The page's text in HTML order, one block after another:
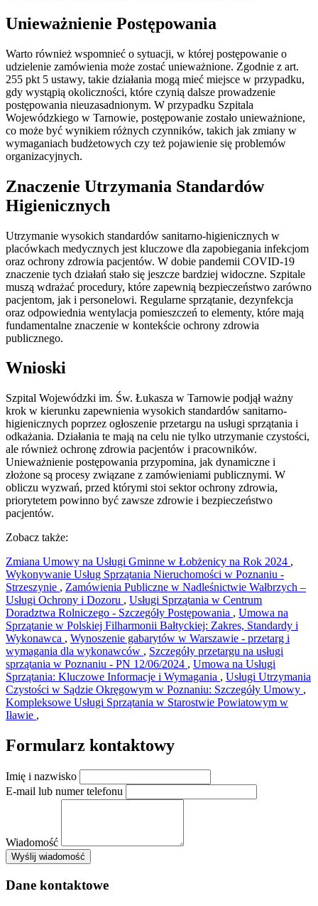
Unieważnienie Postępowania
Warto również wspomnieć o sytuacji, w której postępowanie o
udzielenie zamówienia może zostać unieważnione. Zgodnie z art.
255 pkt 5 ustawy, takie działania mogą mieć miejsce w przypadku,
gdy wystąpią okoliczności, które czynią dalsze prowadzenie
postępowania nieuzasadnionym. W przypadku Szpitala
Wojewódzkiego w Tarnowie, postępowanie zostało unieważnione,
co może być wynikiem różnych czynników, takich jak zmiany w
wymaganiach budżetowych czy też pojawienie się problemów
organizacyjnych.
Znaczenie Utrzymania Standardów
Higienicznych
Utrzymanie wysokich standardów sanitarno-higienicznych w
placówkach medycznych jest kluczowe dla zapobiegania infekcjom
oraz ochrony zdrowia pacjentów. W dobie pandemii COVID-19
znaczenie tych działań stało się jeszcze bardziej widoczne. Szpitale
muszą wdrażać procedury, które zapewnią bezpieczeństwo zarówno
pacjentom, jak i personelowi. Regularne sprzątanie, dezynfekcja
oraz odpowiednia wentylacja pomieszczeń to elementy, które mają
fundamentalne znaczenie w kontekście ochrony zdrowia
publicznego.
Wnioski
Szpital Wojewódzki im. Św. Łukasza w Tarnowie podjął ważny
krok w kierunku zapewnienia wysokich standardów sanitarno-
higienicznych poprzez ogłoszenie przetargu na usługi sprzątania i
odkażania. Działania te mają na celu nie tylko utrzymanie czystości,
ale również ochronę zdrowia pacjentów i pracowników.
Unieważnienie postępowania przypomina, jak dynamiczne i
złożone są procesy związane z zamówieniami publicznymi. W
obliczu wyzwań, przed którymi stoi sektor ochrony zdrowia,
priorytetem powinno być zawsze zdrowie i bezpieczeństwo
pacjentów.
Zobacz także:
Zmiana Umowy na Usługi Gminne w Łobżenicy na Rok 2024 ,
Wykonywanie Usług Sprzątania Nieruchomości w Poznaniu -
Strzeszynie , Zamówienia Publiczne w Nadleśnictwie Wałbrzych –
Usługi Ochrony i Dozoru , Usługi Sprzątania w Centrum
Doradztwa Rolniczego - Szczegóły Postępowania , Umowa na
Sprzątanie w Polskiej Filharmonii Bałtyckiej: Zakres, Standardy i
Wykonawca , Wynoszenie gabarytów w Warszawie - przetarg i
wymagania dla wykonawców , Szczegóły przetargu na usługi
sprzątania w Poznaniu - PN 12/06/2024 , Umowa na Usługi
Sprzątania: Kluczowe Informacje i Wymagania , Usługi Utrzymania
Czystości w Sądzie Okręgowym w Poznaniu: Szczegóły Umowy ,
Kompleksowe Usługi Sprzątania w Starostwie Powiatowym w
Iławie ,
Formularz kontaktowy
Imię i nazwisko
E-mail lub numer telefonu
Wiadomość
Wyślij wiadomośćAMSA Sp. z o.o. - ul. Blokowa 8, Warszawa
+
Dane kontaktowe